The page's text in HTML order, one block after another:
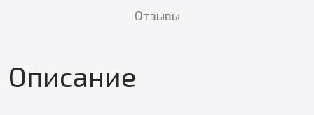
Отзывы
Описание